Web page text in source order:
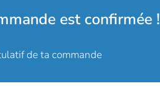
est confirmée !
de ta commande